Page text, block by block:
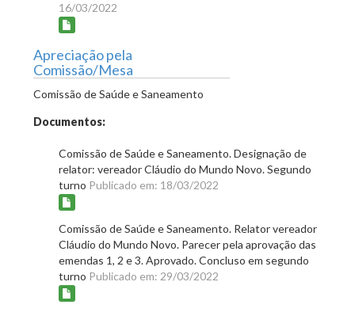
16/03/2022
Apreciação pela
Comissão/Mesa
Comissão de Saúde e Saneamento
Documentos:
Comissão de Saúde e Saneamento. Designação de
relator: vereador Cláudio do Mundo Novo. Segundo
turno Publicado em: 18/03/2022
Comissão de Saúde e Saneamento. Relator vereador
Cláudio do Mundo Novo. Parecer pela aprovação das
emendas 1, 2 e 3. Aprovado. Concluso em segundo
turno Publicado em: 29/03/2022